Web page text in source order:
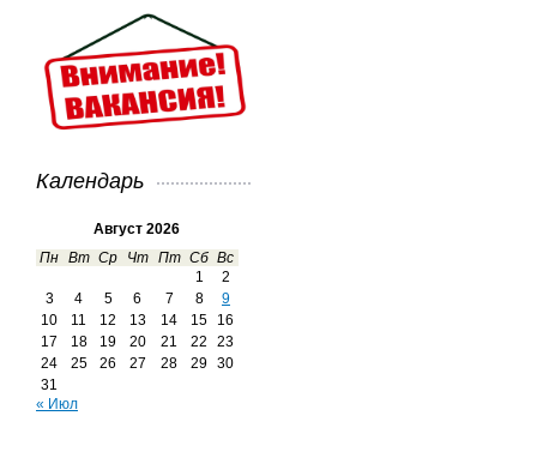
Календарь
Август 2026
Пн Вт Ср Чт Пт Сб Вс
1
2
3
4 5 6 7 8
9
10
11 12 13 14 15
16
17
18 19 20 21 22
23
24
25 26 27 28 29
30
31
« Июл